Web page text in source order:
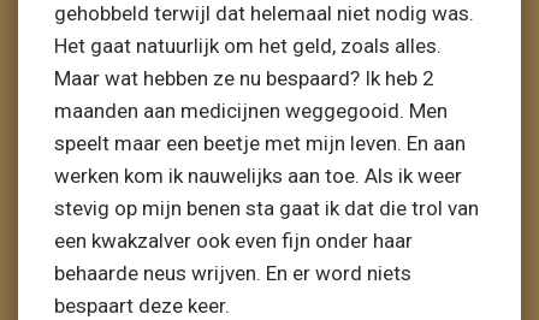
gehobbeld terwijl dat helemaal niet nodig was.
Het gaat natuurlijk om het geld, zoals alles.
Maar wat hebben ze nu bespaard? Ik heb 2
maanden aan medicijnen weggegooid. Men
speelt maar een beetje met mijn leven. En aan
werken kom ik nauwelijks aan toe. Als ik weer
stevig op mijn benen sta gaat ik dat die trol van
een kwakzalver ook even fijn onder haar
behaarde neus wrijven. En er word niets
bespaart deze keer.